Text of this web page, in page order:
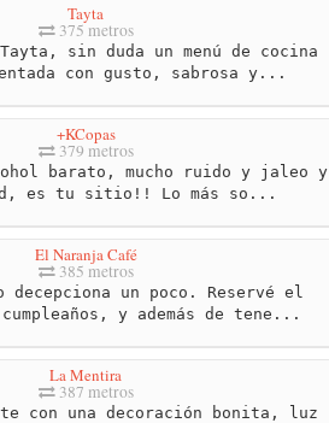
Tayta
375 metros
sin duda un menú de cocina
con gusto, sabrosa y...
+KCopas
379 metros
barato, mucho ruido y jaleo y
es tu sitio!! Lo más so...
El Naranja Café
385 metros
un poco. Reservé el
y además de tene...
La Mentira
387 metros
con una decoración bonita, luz